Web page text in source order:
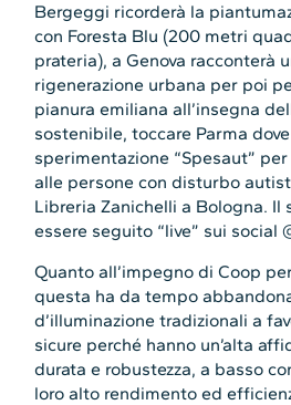
Bergeggi ricorderà la
con Foresta Blu (200 metri
prateria), a Genova racconterà
rigenerazione urbana per poi
pianura emiliana all’insegna
sostenibile, toccare Parma
sperimentazione “Spesaut”
alle persone con disturbo
Libreria Zanichelli a Bologna. Il
essere seguito “live” sui social
Quanto all’impegno di Coop
questa ha da tempo
d’illuminazione tradizionali a
sicure perché hanno un’alta
durata e robustezza, a basso
loro alto rendimento ed